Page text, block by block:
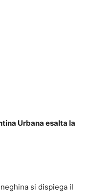
Urbana esalta la
si dispiega il